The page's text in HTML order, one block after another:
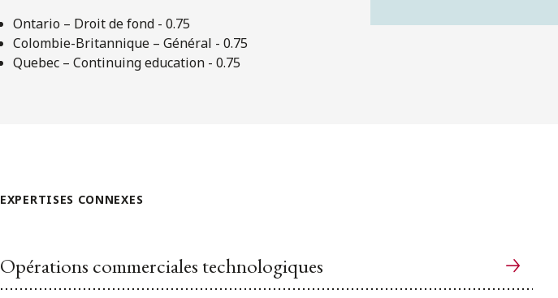
Ontario – Droit de fond - 0.75
Colombie-Britannique – Général - 0.75
Quebec – Continuing education - 0.75
EXPERTISES CONNEXES
Opérations commerciales technologiques